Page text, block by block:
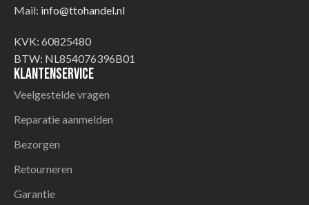
Mail: info@ttohandel.nl
KVK: 60825480
BTW: NL854076396B01
Klantenservice
Veelgestelde vragen
Reparatie aanmelden
Bezorgen
Retourneren
Garantie